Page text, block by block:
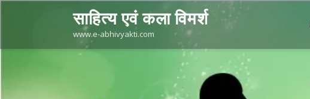
साहित्य एवं कला विमर्श
www.e-abhivyakti.com